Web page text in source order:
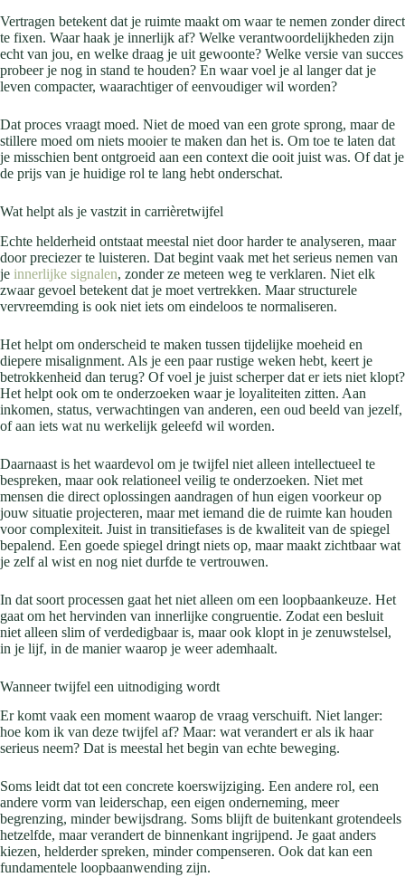
Vertragen betekent dat je ruimte maakt om waar te nemen zonder direct
te fixen. Waar haak je innerlijk af? Welke verantwoordelijkheden zijn
echt van jou, en welke draag je uit gewoonte? Welke versie van succes
probeer je nog in stand te houden? En waar voel je al langer dat je
leven compacter, waarachtiger of eenvoudiger wil worden?
Dat proces vraagt moed. Niet de moed van een grote sprong, maar de
stillere moed om niets mooier te maken dan het is. Om toe te laten dat
je misschien bent ontgroeid aan een context die ooit juist was. Of dat je
de prijs van je huidige rol te lang hebt onderschat.
Wat helpt als je vastzit in carrièretwijfel
Echte helderheid ontstaat meestal niet door harder te analyseren, maar
door preciezer te luisteren. Dat begint vaak met het serieus nemen van
je innerlijke signalen, zonder ze meteen weg te verklaren. Niet elk
zwaar gevoel betekent dat je moet vertrekken. Maar structurele
vervreemding is ook niet iets om eindeloos te normaliseren.
Het helpt om onderscheid te maken tussen tijdelijke moeheid en
diepere misalignment. Als je een paar rustige weken hebt, keert je
betrokkenheid dan terug? Of voel je juist scherper dat er iets niet klopt?
Het helpt ook om te onderzoeken waar je loyaliteiten zitten. Aan
inkomen, status, verwachtingen van anderen, een oud beeld van jezelf,
of aan iets wat nu werkelijk geleefd wil worden.
Daarnaast is het waardevol om je twijfel niet alleen intellectueel te
bespreken, maar ook relationeel veilig te onderzoeken. Niet met
mensen die direct oplossingen aandragen of hun eigen voorkeur op
jouw situatie projecteren, maar met iemand die de ruimte kan houden
voor complexiteit. Juist in transitiefases is de kwaliteit van de spiegel
bepalend. Een goede spiegel dringt niets op, maar maakt zichtbaar wat
je zelf al wist en nog niet durfde te vertrouwen.
In dat soort processen gaat het niet alleen om een loopbaankeuze. Het
gaat om het hervinden van innerlijke congruentie. Zodat een besluit
niet alleen slim of verdedigbaar is, maar ook klopt in je zenuwstelsel,
in je lijf, in de manier waarop je weer ademhaalt.
Wanneer twijfel een uitnodiging wordt
Er komt vaak een moment waarop de vraag verschuift. Niet langer:
hoe kom ik van deze twijfel af? Maar: wat verandert er als ik haar
serieus neem? Dat is meestal het begin van echte beweging.
Soms leidt dat tot een concrete koerswijziging. Een andere rol, een
andere vorm van leiderschap, een eigen onderneming, meer
begrenzing, minder bewijsdrang. Soms blijft de buitenkant grotendeels
hetzelfde, maar verandert de binnenkant ingrijpend. Je gaat anders
kiezen, helderder spreken, minder compenseren. Ook dat kan een
fundamentele loopbaanwending zijn.